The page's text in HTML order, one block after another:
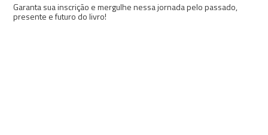
Garanta sua inscrição e mergulhe nessa jornada pelo passado,
presente e futuro do livro!